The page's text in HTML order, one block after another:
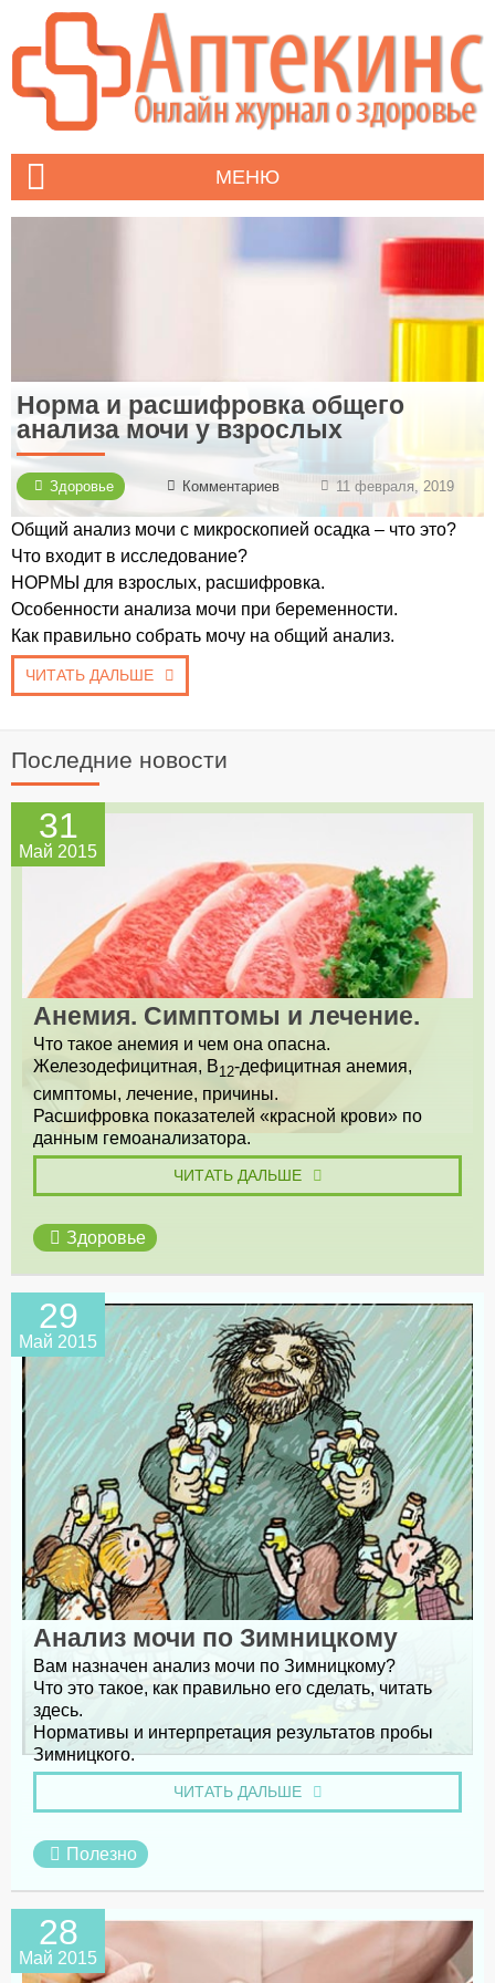
МЕНЮ
Норма и расшифровка общего
анализа мочи у взрослых
Здоровье Комментариев 11 февраля, 2019
Общий анализ мочи с микроскопией осадка – что это?
Что входит в исследование?
НОРМЫ для взрослых, расшифровка.
Особенности анализа мочи при беременности.
Как правильно собрать мочу на общий анализ.
ЧИТАТЬ ДАЛЬШЕ
Последние новости
31
Май 2015
Анемия. Симптомы и лечение.
Что такое анемия и чем она опасна.
Железодефицитная, В12-дефицитная анемия,
симптомы, лечение, причины.
Расшифровка показателей «красной крови» по
данным гемоанализатора.
ЧИТАТЬ ДАЛЬШЕ
Здоровье
29
Май 2015
Анализ мочи по Зимницкому
Вам назначен анализ мочи по Зимницкому?
Что это такое, как правильно его сделать, читать
здесь.
Нормативы и интерпретация результатов пробы
Зимницкого.
ЧИТАТЬ ДАЛЬШЕ
Полезно
28
Май 2015